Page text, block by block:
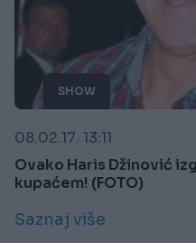
SHOW
08.02.17. 13:11
Ovako Haris Džinović
kupaćem! (FOTO)
Saznaj više